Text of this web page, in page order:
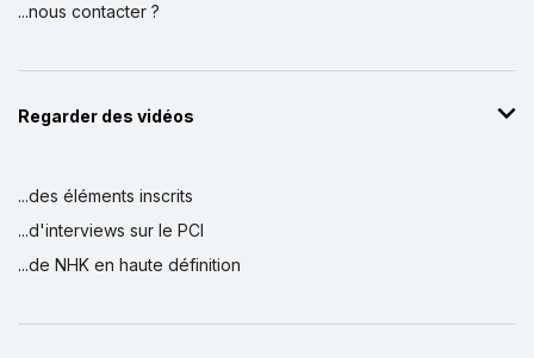
...nous contacter ?
Regarder des vidéos
...des éléments inscrits
...d'interviews sur le PCI
...de NHK en haute définition